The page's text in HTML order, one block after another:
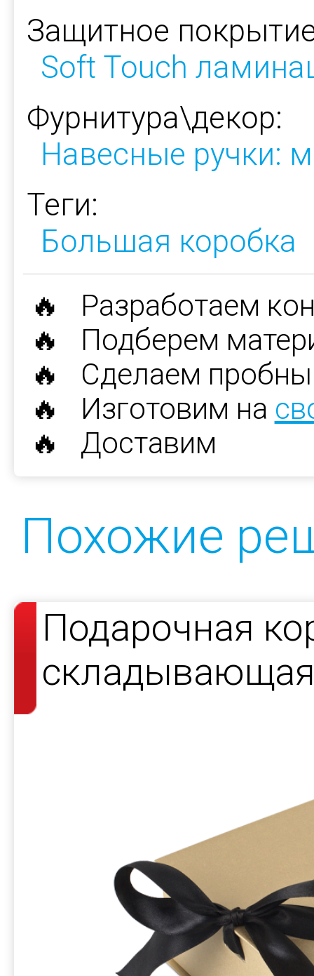
Защитное
Soft Touch
Фурнитура\декор:
Навесные ручки:
Теги:
Большая коробка
🔥 Разработаем
🔥 Подберем
🔥 Сделаем
🔥 Изготовим на
🔥 Доставим
Похожие
Подарочная